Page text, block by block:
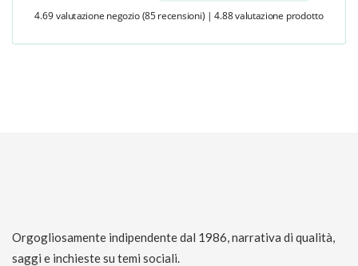
4.69 valutazione negozio (85 recensioni) | 4.88 valutazione prodotto
Orgogliosamente indipendente dal 1986, narrativa di qualità,
saggi e inchieste su temi sociali.